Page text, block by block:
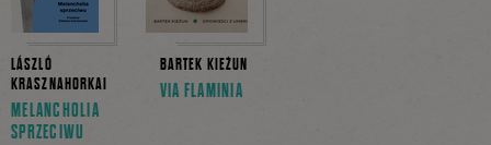
LÁSZLÓ
KRASZNAHORKAI
MELANCHOLIA
SPRZECIWU
BARTEK KIEŻUN
VIA FLAMINIA